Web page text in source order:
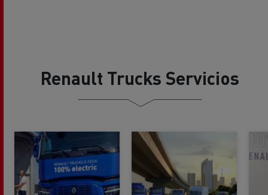
Renault Trucks Servicios